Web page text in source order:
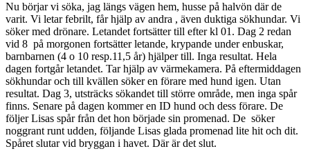
Nu börjar vi söka, jag längs vägen hem, husse på halvön där de
varit. Vi letar febrilt, får hjälp av andra , även duktiga sökhundar. Vi
söker med drönare. Letandet fortsätter till efter kl 01. Dag 2 redan
vid 8 på morgonen fortsätter letande, krypande under enbuskar,
barnbarnen (4 o 10 resp.11,5 år) hjälper till. Inga resultat. Hela
dagen fortgår letandet. Tar hjälp av värmekamera. På eftermiddagen
sökhundar och till kvällen söker en förare med hund igen. Utan
resultat. Dag 3, utsträcks sökandet till större område, men inga spår
finns. Senare på dagen kommer en ID hund och dess förare. De
följer Lisas spår från det hon började sin promenad. De söker
noggrant runt udden, följande Lisas glada promenad lite hit och dit.
Spåret slutar vid bryggan i havet. Där är det slut.